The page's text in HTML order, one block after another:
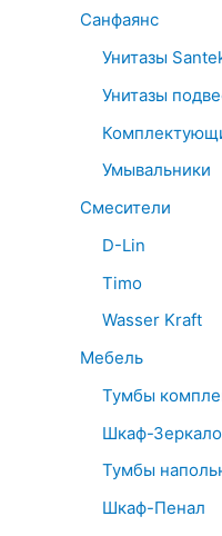
Санфаянс
Унитазы
Унитазы
Умывальники
Смесители
D-Lin
Timo
Wasser Kraft
Мебель
Тумбы
Шкаф-Зеркало
Тумбы
Шкаф-Пенал